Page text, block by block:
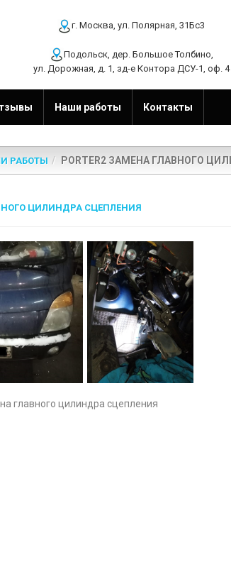
г. Москва, ул. Полярная, 31Бс3
Подольск, дер. Большое Толбино,
ул. Дорожная, д. 1, зд-е Контора ДСУ-1, оф. 4
Наши работы Контакты
РАБОТЫ PORTER2 ЗАМЕНА ГЛАВНОГО
ЦИЛИНДРА СЦЕПЛЕНИЯ
главного цилиндра сцепления